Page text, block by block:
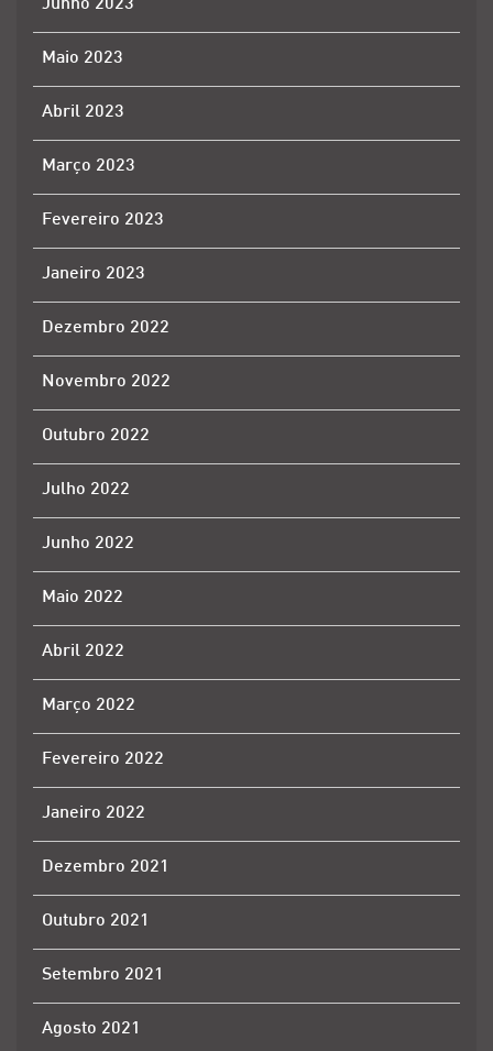
Junho 2023
Maio 2023
Abril 2023
Março 2023
Fevereiro 2023
Janeiro 2023
Dezembro 2022
Novembro 2022
Outubro 2022
Julho 2022
Junho 2022
Maio 2022
Abril 2022
Março 2022
Fevereiro 2022
Janeiro 2022
Dezembro 2021
Outubro 2021
Setembro 2021
Agosto 2021